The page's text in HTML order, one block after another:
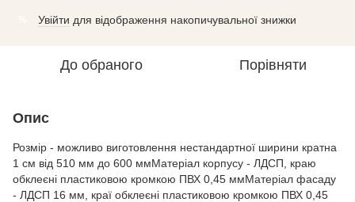
Увійти для відображення накопичувальної знижки
До обраного Порівняти
Опис
Розмір - можливо виготовлення нестандартної ширини кратна
1 см від 510 мм до 600 ммМатеріал корпусу - ЛДСП, краю
обклеєні пластиковою кромкою ПВХ 0,45 ммМатеріал фасаду
- ЛДСП 16 мм, краї обклеєні пластиковою кромкою ПВХ 0,45